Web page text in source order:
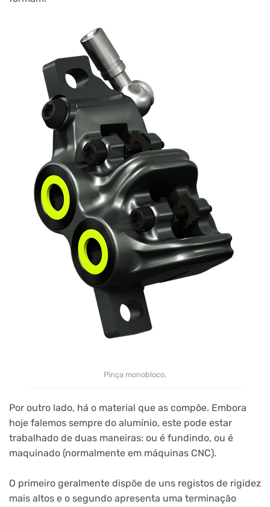
Pinça monobloco.
Por outro lado, há o material que as compõe. Embora
hoje falemos sempre do alumínio, este pode estar
trabalhado de duas maneiras: ou é fundindo, ou é
maquinado (normalmente em máquinas CNC).
O primeiro geralmente dispõe de uns registos de rigidez
mais altos e o segundo apresenta uma terminação